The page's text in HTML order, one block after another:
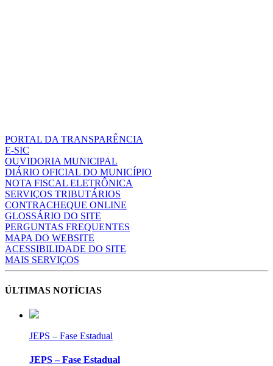
PORTAL DA TRANSPARÊNCIA
E-SIC
OUVIDORIA MUNICIPAL
DIÁRIO OFICIAL DO MUNICÍPIO
NOTA FISCAL ELETRÔNICA
SERVIÇOS TRIBUTÁRIOS
CONTRACHEQUE ONLINE
GLOSSÁRIO DO SITE
PERGUNTAS FREQUENTES
MAPA DO WEBSITE
ACESSIBILIDADE DO SITE
MAIS SERVIÇOS
ÚLTIMAS NOTÍCIAS
JEPS – Fase Estadual
JEPS – Fase Estadual